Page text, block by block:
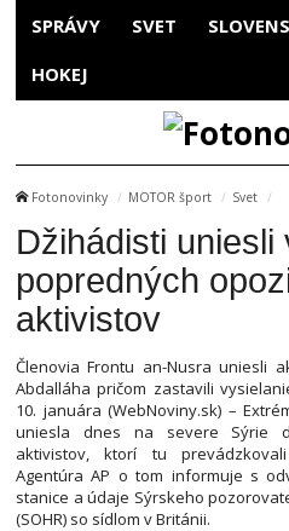
SPRÁVY SVET
HOKEJ
Fotonovinky MOTOR šport Svet
Džihádisti uniesli
popredných
aktivistov
Členovia Frontu an-Nusra uniesli
Abdalláha pričom zastavili
10. januára (WebNoviny.sk) –
uniesla dnes na severe Sýrie
aktivistov, ktorí tu
Agentúra AP o tom informuje s
stanice a údaje Sýrskeho
(SOHR) so sídlom v Británii.